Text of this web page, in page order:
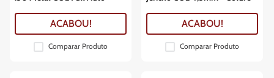
ACABOU!
Comparar Produto
ACABOU!
Comparar Produto